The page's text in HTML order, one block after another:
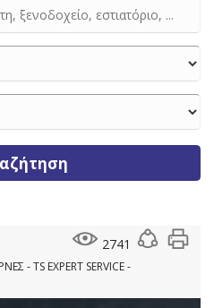
2741
- TS EXPERT SERVICE -